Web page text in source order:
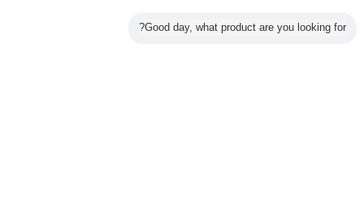
OEM/ODM
Good day, what product are you looking for?